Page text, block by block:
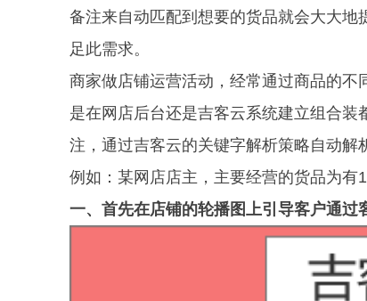
备注来自动匹配到想要的货品就会大大
足此需求。
商家做店铺运营活动，经常通过商品的
是在网店后台还是吉客云系统建立组合
注，通过吉客云的关键字解析策略自动
例如：某 网店店主，主要经营的货品为
一、首先在店铺的轮播图上引导客户通过